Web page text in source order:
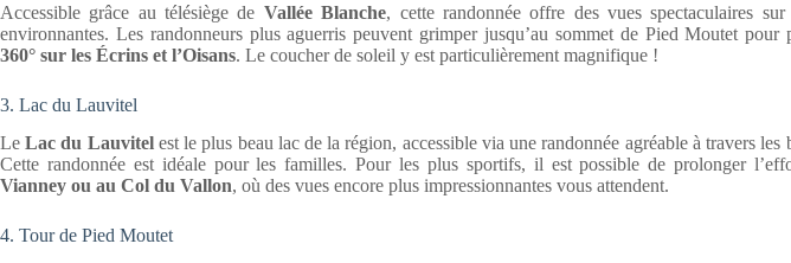
Accessible grâce au télésiège de Vallée Blanche, cette randonnée offre des vues spectaculaires
environnantes. Les randonneurs plus aguerris peuvent grimper jusqu’au sommet de Pied Moutet pour
360° sur les Écrins et l’Oisans. Le coucher de soleil y est particulièrement magnifique !
3. Lac du Lauvitel
LeLac du Lauvitelest le plus beau lac de la région, accessible via une randonnée agréable à travers les
Cette randonnée est idéale pour les familles. Pour les plus sportifs, il est possible de prolonger
Vianney ou au Col du Vallon, où des vues encore plus impressionnantes vous attendent.
4. Tour de Pied Moutet